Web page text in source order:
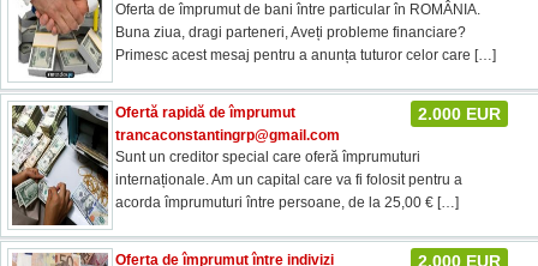
Oferta de împrumut de bani între particular în ROMÂNIA.
Buna ziua, dragi parteneri, Aveți probleme financiare?
Primesc acest mesaj pentru a anunța tuturor celor care […]
2.000 EUR
Ofertă rapidă de împrumut
trancaconstantingrp@gmail.com
Sunt un creditor special care oferă împrumuturi
internaționale. Am un capital care va fi folosit pentru a
acorda împrumuturi între persoane, de la 25,00 € […]
2.000 EUR
Oferta de împrumut între indivizi